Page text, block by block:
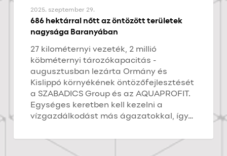
2025. szeptember 29.
686 hektárral nőtt az öntözött területek
nagysága Baranyában
27 kilométernyi vezeték, 2 millió
köbméternyi tározókapacitás -
augusztusban lezárta Ormány és
Kislippó környékének öntözőfejlesztését
a SZABADICS Group és az AQUAPROFIT.
Egységes keretben kell kezelni a
vízgazdálkodást más ágazatokkal, így…